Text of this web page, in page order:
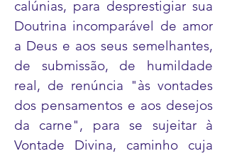
calúnias, para desprestigiar sua
Doutrina incomparável de amor
a Deus e aos seus semelhantes,
de submissão, de humildade
real, de renúncia "às vontades
dos pensamentos e aos desejos
da carne", para se sujeitar à
Vontade Divina, caminho cuja